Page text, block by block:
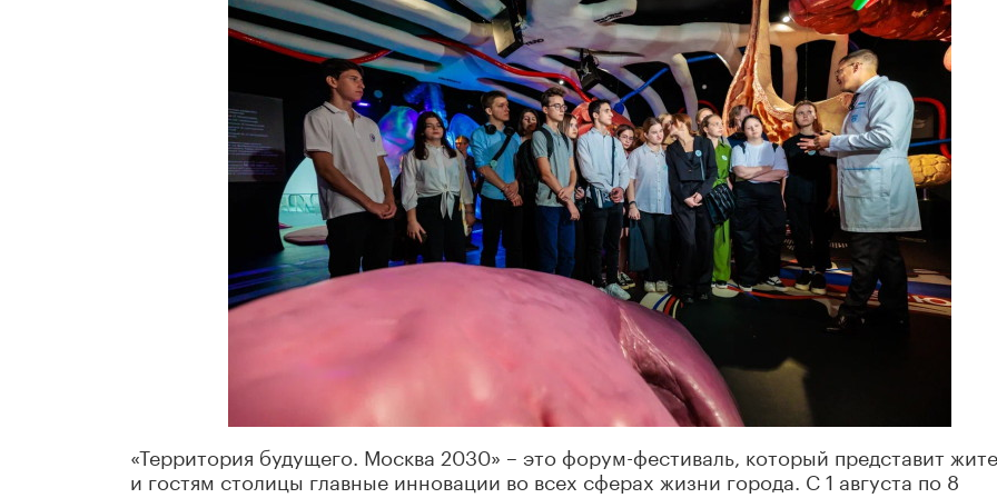
«Территория будущего. Москва 2030» – это форум-фестиваль, который представит
и гостям столицы главные инновации во всех сферах жизни города. С 1 августа по 8